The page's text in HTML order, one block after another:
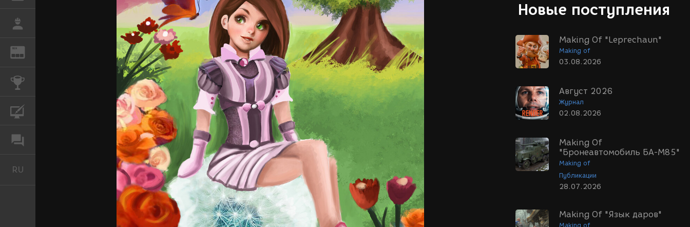
REN
RU
Новые поступления
Making Of "Leprechaun"
Making of
03.08.2026
Август 2026
Журнал
02.08.2026
Making Of
"Бронеавтомобиль БА-М85"
Making of
Публикации
28.07.2026
Making Of "Язык даров"
Making of